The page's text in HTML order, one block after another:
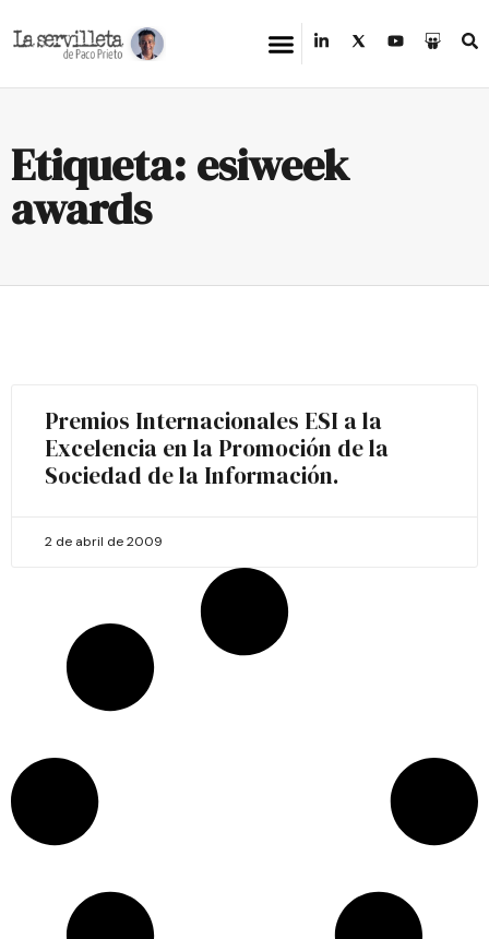
Etiqueta: esiweek
awards
Premios Internacionales ESI a la
Excelencia en la Promoción de la
Sociedad de la Información.
2 de abril de 2009